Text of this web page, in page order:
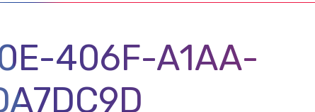
406F-A1AA-